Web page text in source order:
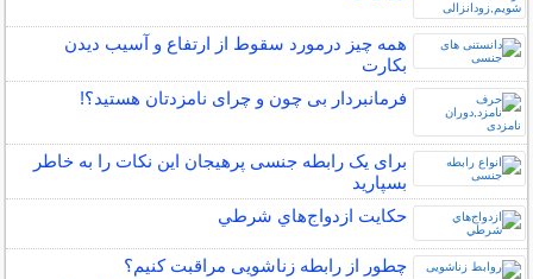
همه چیز درمورد سقوط از ارتفاع و آسیب دیدن
بکارت
فرمانبردار بی چون و چرای نامزدتان هستید؟!
برای یک رابطه جنسی پرهیجان این نکات را به خاطر
بسپارید
حكايت ازدواج‌هاي شرطي
چطور از رابطه زناشویی مراقبت کنیم؟